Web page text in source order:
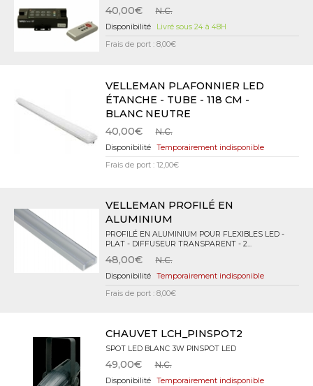
40,00€
N.C.
Livré sous 24 à 48H
Frais de port : 8,00€
VELLEMAN PLAFONNIER LED
ÉTANCHE - TUBE - 118 CM -
BLANC NEUTRE
40,00€
N.C.
Temporairement indisponible
Frais de port : 12,00€
VELLEMAN PROFILÉ EN
ALUMINIUM
PROFILÉ EN ALUMINIUM POUR FLEXIBLES LED -
PLAT - DIFFUSEUR TRANSPARENT - 2...
48,00€ N.C.
Temporairement indisponible
Frais de port : 8,00€
CHAUVET LCH_PINSPOT2
SPOT LED BLANC 3W PINSPOT LED
49,00€ N.C.
Temporairement indisponible